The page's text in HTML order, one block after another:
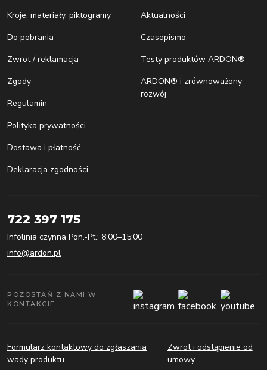
Kroje, materiały, piktogramy
Do pobrania
Zwrot / reklamacja
Zgody
Regulamin
Polityka prywatności
Dostawa i płatność
Deklaracja zgodności
Aktualności
Czasopismo
Testy produktów ARDON®
ARDON® i zrównoważony
rozwój
722 397 175
Infolinia czynna Pon.-Pt.: 8:00–15:00
info@ardon.pl
POZOSTAŃ Z NAMI W
KONTAKCIE
Formularz kontaktowy do zgłaszania
wady produktu
Zwrot i odstąpienie od
umowy